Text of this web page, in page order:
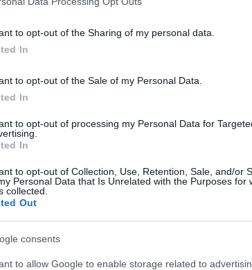
to opt-out of the Sharing of my personal data.
In
to opt-out of the Sale of my Personal Data.
In
to opt-out of processing my Personal Data for
In
to opt-out of Collection, Use, Retention, Sale, and/or
Personal Data that Is Unrelated with the Purposes for
collected.
Out
consents
to allow Google to enable storage related to